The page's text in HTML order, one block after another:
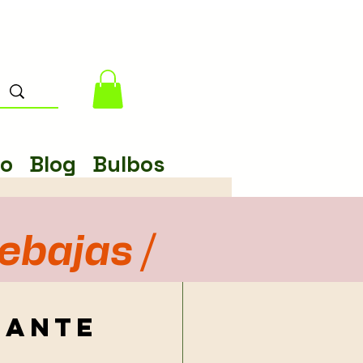
Blog Bulbos
/